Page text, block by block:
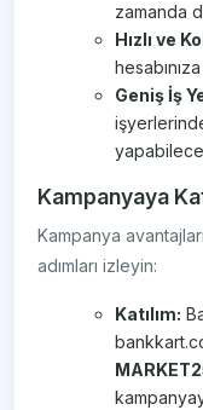
zamanda
Hızlı ve
Geniş İş
Kampanyaya
Kampanya
adımları izleyin:
Katılım: